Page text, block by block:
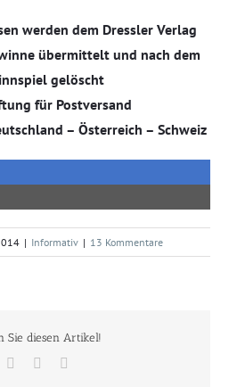
werden dem Dressler Verlag
übermittelt und nach dem
gelöscht
für Postversand
– Österreich – Schweiz
| Informativ | 13 Kommentare
Sie diesen Artikel!
Facebook
Twitter